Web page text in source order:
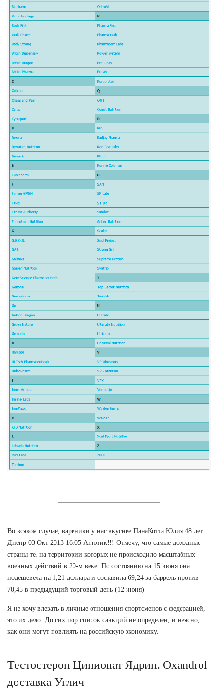
Во всяком случае, вареники у нас вкуснее ПанаКотта Юлия 48 лет
Днепр 03 Окт 2013 16:05 Анютик!!! Отмечу, что самые доходные
страны те, на территории которых не происходило масштабных
военных действий в 20-м веке. По состоянию на 15 июня она
подешевела на 1,21 доллара и составила 69,24 за баррель против
70,45 в предыдущий торговый день (12 июня).
Я не хочу влезать в личные отношения спортсменов с федерацией,
это их дело. До сих пор список санкций не определен, и неясно,
как они могут повлиять на российскую экономику.
Тестостерон Ципионат Ядрин. Oxandrol
доставка Углич